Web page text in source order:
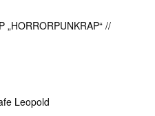
//
Leopold